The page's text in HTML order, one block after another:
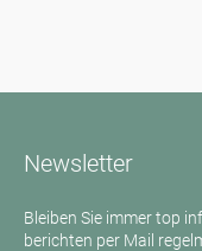
Newsletter
Bleiben Sie immer top
berichten per Mail